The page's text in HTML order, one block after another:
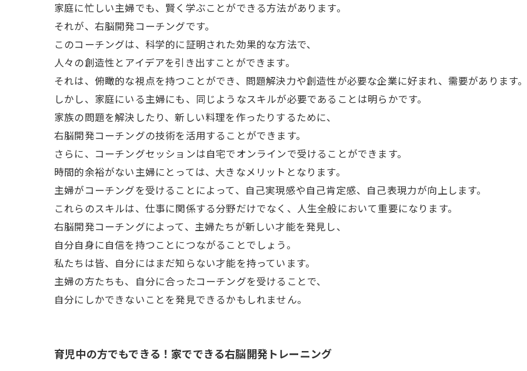
家庭に忙しい主婦でも、賢く学ぶことができる方法があります。
それが、右脳開発コーチングです。
このコーチングは、科学的に証明された効果的な方法で、
人々の創造性とアイデアを引き出すことができます。
それは、俯瞰的な視点を持つことができ、問題解決力や創造性が必要な企業に好まれ、需要があります
しかし、家庭にいる主婦にも、同じようなスキルが必要であることは明らかです。
家族の問題を解決したり、新しい料理を作ったりするために、
右脳開発コーチングの技術を活用することができます。
さらに、コーチングセッションは自宅でオンラインで受けることができます。
時間的余裕がない主婦にとっては、大きなメリットとなります。
主婦がコーチングを受けることによって、自己実現感や自己肯定感、自己表現力が向上します。
これらのスキルは、仕事に関係する分野だけでなく、人生全般において重要になります。
右脳開発コーチングによって、主婦たちが新しい才能を発見し、
自分自身に自信を持つことにつながることでしょう。
私たちは皆、自分にはまだ知らない才能を持っています。
主婦の方たちも、自分に合ったコーチングを受けることで、
自分にしかできないことを発見できるかもしれません。
育児中の方でもできる！家でできる右脳開発トレーニング